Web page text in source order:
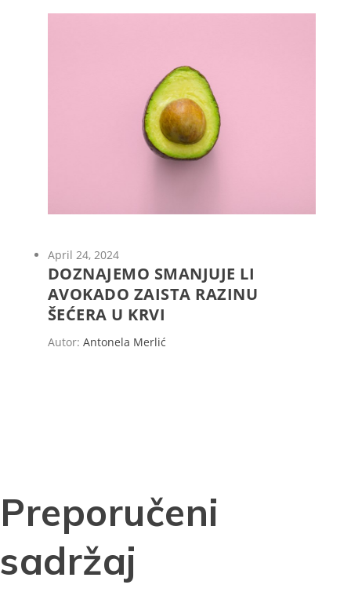
April 24, 2024
DOZNAJEMO SMANJUJE LI
AVOKADO ZAISTA RAZINU
ŠEĆERA U KRVI
Autor: Antonela Merlić
Preporučeni
sadržaj